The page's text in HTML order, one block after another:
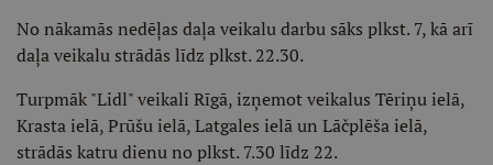
No nākamās nedēļas daļa veikalu darbu sāks plkst. 7, kā arī
daļa veikalu strādās līdz plkst. 22.30.
Turpmāk "Lidl" veikali Rīgā, izņemot veikalus Tēriņu ielā,
Krasta ielā, Prūšu ielā, Latgales ielā un Lāčplēša ielā,
strādās katru dienu no plkst. 7.30 līdz 22.